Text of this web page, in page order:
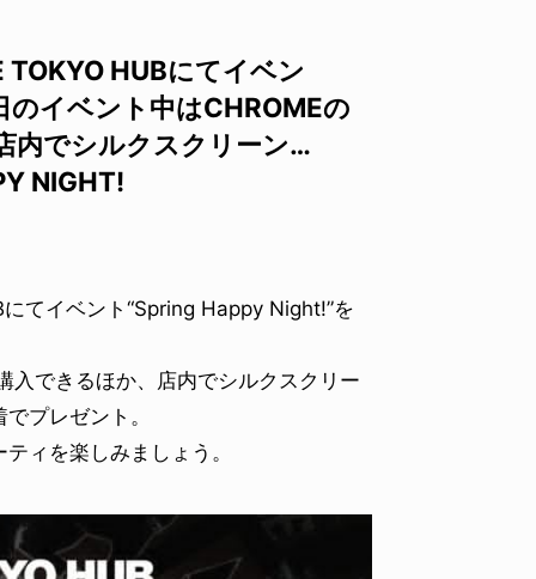
HUBにてイベン
のイベント中はCHROMEの
内でシルクスクリーン…
NIGHT!
てイベント“Spring Happy Night!”を
入できるほか、店内でシルクスクリー
プレゼント。
ィを楽しみましょう。